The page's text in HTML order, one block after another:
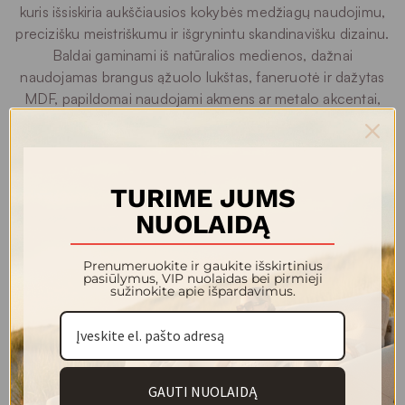
kuris išsiskiria aukščiausios kokybės medžiagų naudojimu,
precizišku meistriškumu ir išgrynintu skandinavišku dizainu.
Baldai gaminami iš natūralios medienos, dažnai
naudojamas brangus ąžuolo lukštas, faneruotė ir dažytas
MDF, papildomai naudojami akmens ar metalo akcentai,
charakterio. Šios medžiagos garantuoja ilgaamžiškumą,
priklauso aukščiausiam kokybės segmentui.
Asortimentas yra platus ir apima tiek klasikinius sprendimus
– spinteles, komodas, lentynas, stalus, tiek modernias
svetainės sistemas, modulines spintas ir komplektus,
leidžiančius sudaryti harmoningą interjerą visame būste.
Ergonomiškos formos, subtilūs dizaino akcentai ir
modulinių elementų lankstumas suteikia galimybę baldus
pritaikyti tiek mažoms, tiek erdvioms patalpoms. Platus
asortimentas leidžia tiksliai suderinti baldus su interjeru, o
TURIME JUMS
NUOLAIDĄ
Prenumeruokite ir gaukite išskirtinius
pasiūlymus, VIP nuolaidas bei pirmieji
sužinokite apie išpardavimus.
GAUTI NUOLAIDĄ